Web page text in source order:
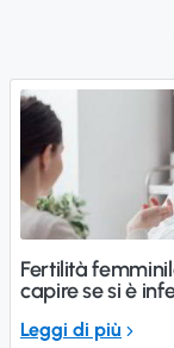
Fertilità
capire se si è
Leggi di più